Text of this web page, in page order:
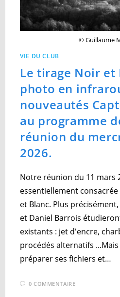
© Guillaume
VIE DU CLUB
Le tirage Noir et
photo en
nouveautés
au programme
réunion du
2026.
Notre réunion du 11 mars
essentiellement
et Blanc. Plus
et Daniel Barrois
existants : jet d'encre,
procédés alternatifs
préparer ses fichiers et…
0 COMMENTAIRE